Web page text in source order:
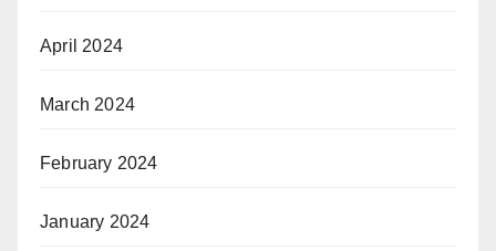
April 2024
March 2024
February 2024
January 2024